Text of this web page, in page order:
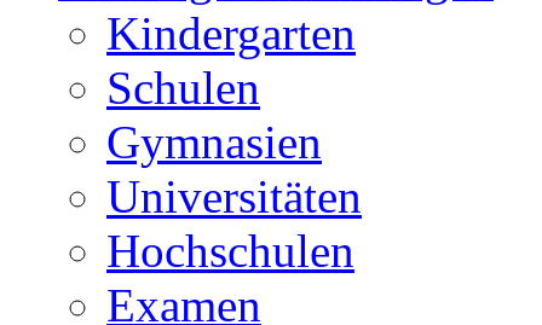
Kindergarten
Schulen
Gymnasien
Universitäten
Hochschulen
Examen